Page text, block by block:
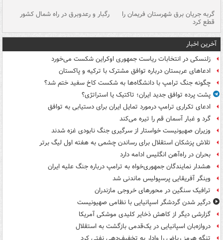
گربه جریان برق شهرستان فریمان را
قطع کرد
رگبار و رعدوبرق در راه شمال کشور
آخرین اخبار
زلنسکی در انتخابات ریاست جمهوری اوکراین شکست می‌خورد
ادعاهای عربستان درباره توافق مشترک با ترکیه و پاکستان
چگونه جنگ ترامپ با دانشگاه‌ها به شکست کاخ سفید ختم شد؟
پشت پرده توافق جدید ایران؛ تاکتیک یا استراتژی؟
ادعای تکراری ترامپ درمورد تمایل ایران برای دستیابی به توافق
گرد و غبار آسمان قم را تیره می‌کند
وزیران صهیونیست خواستار از سرگیری جنگ نابودی غزه شدند
تلاش پزشکان استقلال برای رساندن چشمی به هفته اول لیگ برتر
بحران در راه‌آهن انگلیس ادامه دارد
هشدار نمایندگان جمهوری‌خواه به ترامپ درباره جنگ علیه ایران
وینگر آفریقایی پرسپولیس ماندنی شد
ترافیک سنگین در محورهای خروجی مازندران
درگیر شدن گردشگر اسپانیایی با نظامی صهیونیست
گزارشی دیگر از کاهش ذخایر کلیدی موشکی آمریکا
دروازه‌بان اسپانیایی در یک‌قدمی بازگشت به استقلال